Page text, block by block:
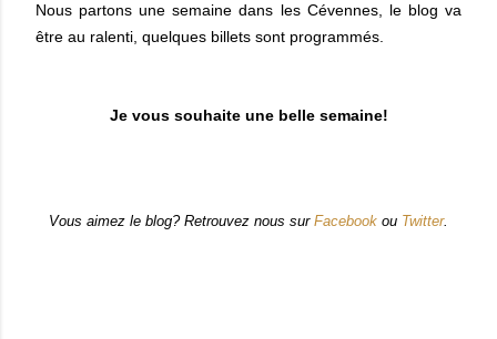
Nous partons une semaine dans les Cévennes, le blog va
être au ralenti, quelques billets sont programmés.
Je vous souhaite une belle semaine!
Vous aimez le blog? Retrouvez nous sur Facebook ou Twitter.